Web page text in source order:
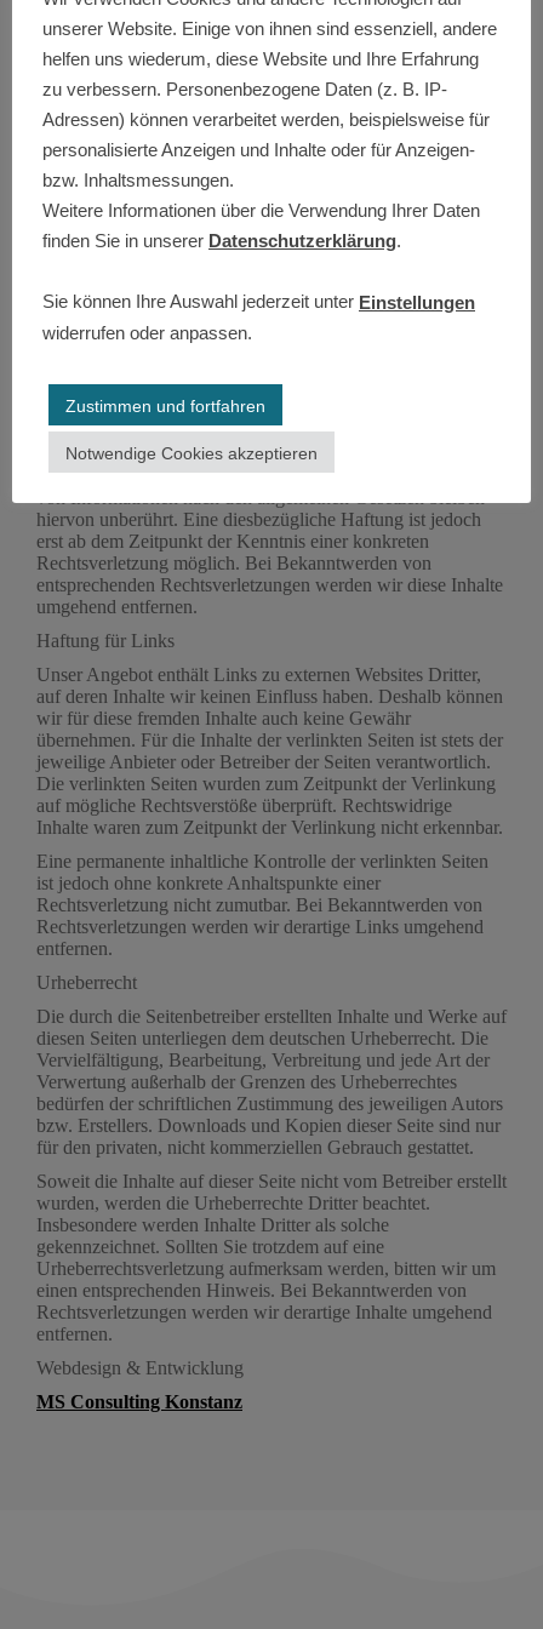
EU-Streitschlichtung
Die Europäische Kommission stellt eine Plattform zur
Online-Streitbeilegung (OS) bereit:
https://ec.europa.eu/consumers/odr/
Unsere E-Mail-Adresse finden Sie oben im Impressum.
Verbraucher­streit­beilegung/Universal­schlichtungs­stelle
Wir sind nicht bereit oder verpflichtet, an
Streitbeilegungsverfahren vor einer
Verbraucherschlichtungsstelle teilzunehmen.
Als Diensteanbieter sind wir gemäß § 7 Abs.1 TMG für
eigene Inhalte auf diesen Seiten nach den allgemeinen
gespeicherte fremde Informationen zu überwachen oder nach
Verpflichtungen zur Entfernung oder Sperrung der Nutzung
hiervon unberührt. Eine diesbezügliche Haftung ist jedoch
erst ab dem Zeitpunkt der Kenntnis einer konkreten
Rechtsverletzung möglich. Bei Bekanntwerden von
entsprechenden Rechtsverletzungen werden wir diese Inhalte
umgehend entfernen.
Haftung für Links
Unser Angebot enthält Links zu externen Websites Dritter,
auf deren Inhalte wir keinen Einfluss haben. Deshalb können
wir für diese fremden Inhalte auch keine Gewähr
übernehmen. Für die Inhalte der verlinkten Seiten ist stets der
jeweilige Anbieter oder Betreiber der Seiten verantwortlich.
Die verlinkten Seiten wurden zum Zeitpunkt der Verlinkung
auf mögliche Rechtsverstöße überprüft. Rechtswidrige
Inhalte waren zum Zeitpunkt der Verlinkung nicht erkennbar.
Eine permanente inhaltliche Kontrolle der verlinkten Seiten
ist jedoch ohne konkrete Anhaltspunkte einer
Rechtsverletzung nicht zumutbar. Bei Bekanntwerden von
Rechtsverletzungen werden wir derartige Links umgehend
entfernen.
Urheberrecht
Die durch die Seitenbetreiber erstellten Inhalte und Werke auf
diesen Seiten unterliegen dem deutschen Urheberrecht. Die
Vervielfältigung, Bearbeitung, Verbreitung und jede Art der
Verwertung außerhalb der Grenzen des Urheberrechtes
bedürfen der schriftlichen Zustimmung des jeweiligen Autors
bzw. Erstellers. Downloads und Kopien dieser Seite sind nur
für den privaten, nicht kommerziellen Gebrauch gestattet.
Soweit die Inhalte auf dieser Seite nicht vom Betreiber erstellt
wurden, werden die Urheberrechte Dritter beachtet.
Insbesondere werden Inhalte Dritter als solche
gekennzeichnet. Sollten Sie trotzdem auf eine
Urheberrechtsverletzung aufmerksam werden, bitten wir um
einen entsprechenden Hinweis. Bei Bekanntwerden von
Rechtsverletzungen werden wir derartige Inhalte umgehend
entfernen.
Webdesign & Entwicklung
MS Consulting Konstanz
unserer Website. Einige von ihnen sind essenziell, andere
helfen uns wiederum, diese Website und Ihre Erfahrung
zu verbessern. Personenbezogene Daten (z. B. IP-
Adressen) können verarbeitet werden, beispielsweise für
personalisierte Anzeigen und Inhalte oder für Anzeigen-
bzw. Inhaltsmessungen.
Weitere Informationen über die Verwendung Ihrer Daten
finden Sie in unserer Datenschutzerklärung.
Sie können Ihre Auswahl jederzeit unter Einstellungen
widerrufen oder anpassen.
Zustimmen und fortfahren
Notwendige Cookies akzeptieren